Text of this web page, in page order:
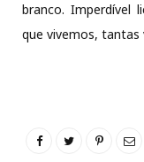
branco. Imperdível
que vivemos, tantas